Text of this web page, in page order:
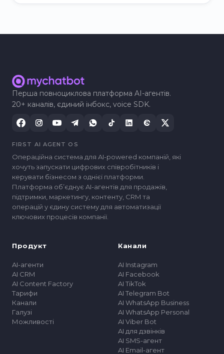
Перша повноциклова платформа AI-агентів.
20+ каналів, єдиний інбокс, voice SDK.
FIRST AI AGENT OS
Операційна система для AI-powered компаній, які
хочуть запускати цифрових співробітників і
керувати бізнесом з однієї платформи.
Платформа обʼєднує AI-агентів для продажів,
підтримки, маркетингу, контенту, CRM та
операцій у єдину систему для автоматизації
ключових процесів компанії.
Продукт
AI-агенти
AI CRM
AI Content Factory
Тарифи
Канали
Галузі
Можливості
Канали
AI Instagram
AI Facebook
AI TikTok
AI Telegram Bot
AI WhatsApp Business
AI WhatsApp Personal
AI Viber Bot
AI для дзвінків
AI SMS-агент
AI Email-агент